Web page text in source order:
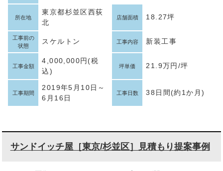
所在地
東京都杉並区西荻
北
店舗面積 18.27坪
工事前の
状態
スケルトン 工事内容 新装工事
工事金額
4,000,000円(税
込)
坪単価 21.9万円/坪
工事期間
2019年5月10日～
6月16日
工事日数 38日間(約1か月)
サンドイッチ屋［東京/杉並区］見積もり提案事例